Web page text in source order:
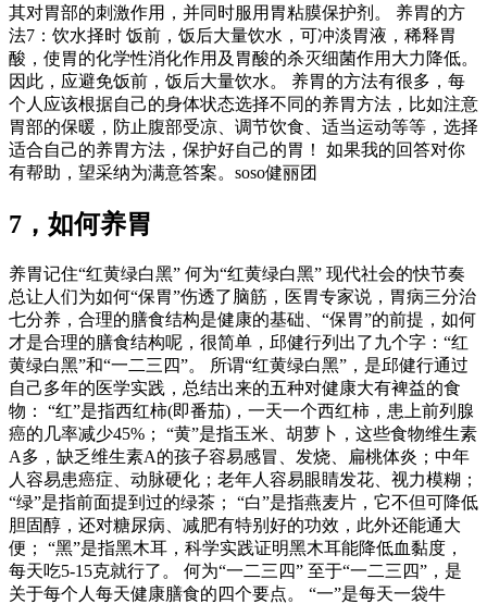
其对胃部的刺激作用，并同时服用胃粘膜保护剂。 养胃的方
法7：饮水择时 饭前，饭后大量饮水，可冲淡胃液，稀释胃
酸，使胃的化学性消化作用及胃酸的杀灭细菌作用大力降低。
因此，应避免饭前，饭后大量饮水。 养胃的方法有很多，每
个人应该根据自己的身体状态选择不同的养胃方法，比如注意
胃部的保暖，防止腹部受凉、调节饮食、适当运动等等，选择
适合自己的养胃方法，保护好自己的胃！ 如果我的回答对你
有帮助，望采纳为满意答案。soso健丽团
7，如何养胃
养胃记住“红黄绿白黑” 何为“红黄绿白黑” 现代社会的快节奏
总让人们为如何“保胃”伤透了脑筋，医胃专家说，胃病三分治
七分养，合理的膳食结构是健康的基础、“保胃”的前提，如何
才是合理的膳食结构呢，很简单，邱健行列出了九个字：“红
黄绿白黑”和“一二三四”。 所谓“红黄绿白黑”，是邱健行通过
自己多年的医学实践，总结出来的五种对健康大有裨益的食
物： “红”是指西红柿(即番茄)，一天一个西红柿，患上前列腺
癌的几率减少45%； “黄”是指玉米、胡萝卜，这些食物维生素
A多，缺乏维生素A的孩子容易感冒、发烧、扁桃体炎；中年
人容易患癌症、动脉硬化；老年人容易眼睛发花、视力模糊；
“绿”是指前面提到过的绿茶； “白”是指燕麦片，它不但可降低
胆固醇，还对糖尿病、减肥有特别好的功效，此外还能通大
便； “黑”是指黑木耳，科学实践证明黑木耳能降低血黏度，
每天吃5-15克就行了。 何为“一二三四” 至于“一二三四”，是
关于每个人每天健康膳食的四个要点。 “一”是每天一袋牛